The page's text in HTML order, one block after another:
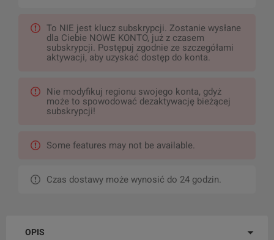
To NIE jest klucz subskrypcji. Zostanie wysłane
dla Ciebie NOWE KONTO, już z czasem
subskrypcji. Postępuj zgodnie ze szczegółami
aktywacji, aby uzyskać dostęp do konta.
Nie modyfikuj regionu swojego konta, gdyż
może to spowodować dezaktywację bieżącej
subskrypcji!
Some features may not be available.
Czas dostawy może wynosić do 24 godzin.
OPIS